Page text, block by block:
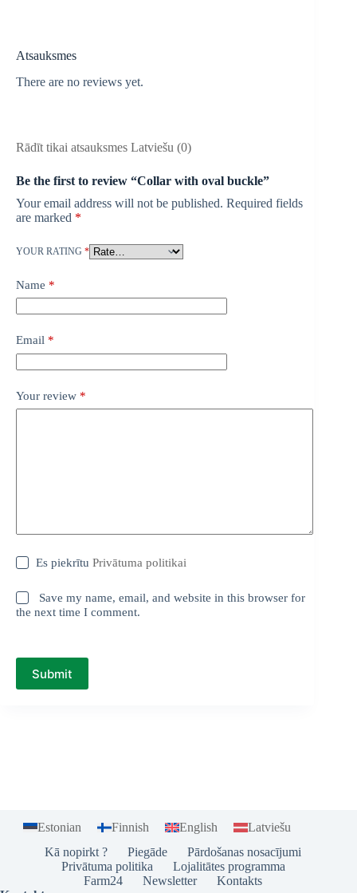
Atsauksmes
There are no reviews yet.
Rādīt tikai atsauksmes Latviešu (0)
Be the first to review “Collar with oval buckle”
Your email address will not be published. Required fields
are marked *
YOUR RATING *
Name *
Email *
Your review *
Es piekrītuPrivātuma politikai
Save my name, email, and website in this browser for
the next time I comment.
Submit
Estonian Finnish English
Latviešu
Kā nopirkt ?
Piegāde
Pārdošanas nosacījumi
Privātuma politika
Lojalitātes programma
Farm24
Newsletter
Kontakts